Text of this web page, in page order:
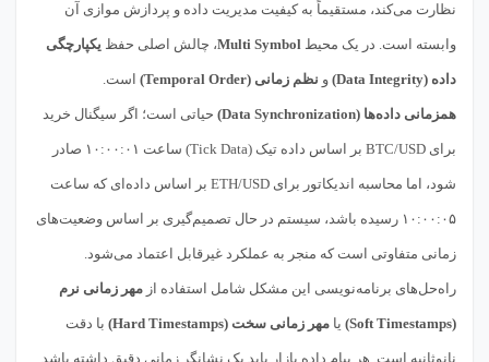
نظارت می‌کند، مستقیماً به کیفیت مدیریت داده و پردازش موازی آن
وابسته است. در یک محیط Multi Symbol، چالش اصلی حفظ یکپارچگی
داده (Data Integrity) و نظم زمانی (Temporal Order) است.
همزمانی داده‌ها (Data Synchronization) حیاتی است؛ اگر سیگنال خرید
برای BTC/USD بر اساس داده تیک (Tick Data) ساعت ۱۰:۰۰:۰۱ صادر
شود، اما محاسبه اندیکاتور برای ETH/USD بر اساس داده‌ای که ساعت
۱۰:۰۰:۰۵ رسیده باشد، سیستم در حال تصمیم‌گیری بر اساس وضعیت‌های
زمانی متفاوتی است که منجر به عملکرد غیرقابل اعتماد می‌شود.
راه‌حل‌های برنامه‌نویسی این مشکل شامل استفاده از مهر زمانی نرم
(Soft Timestamps) یا مهر زمانی سخت (Hard Timestamps) با دقت
نانوثانیه است. هر پیام داده بازار باید یک نشانگر زمانی دقیق داشته باشد